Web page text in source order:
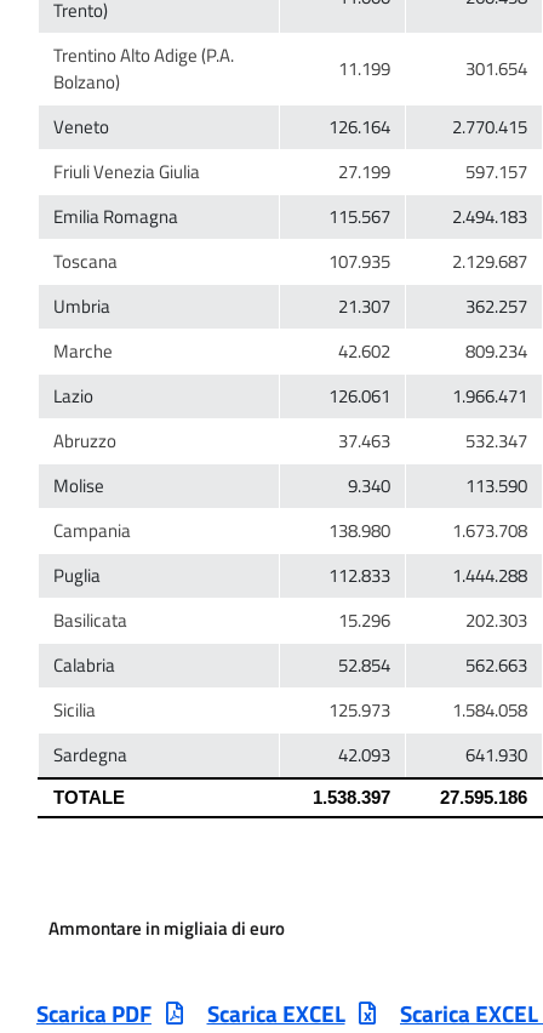
Trentino Alto Adige (P.A.
Ammontare in migliaia di euro